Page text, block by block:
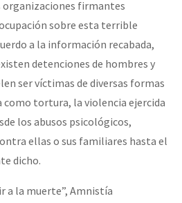
organizaciones firmantes
sobre esta terrible
a la información recabada,
detenciones de hombres y
ser víctimas de diversas formas
como tortura, la violencia ejercida
los abusos psicológicos,
ellas o sus familiares hasta el
dicho.
a la muerte”, Amnistía